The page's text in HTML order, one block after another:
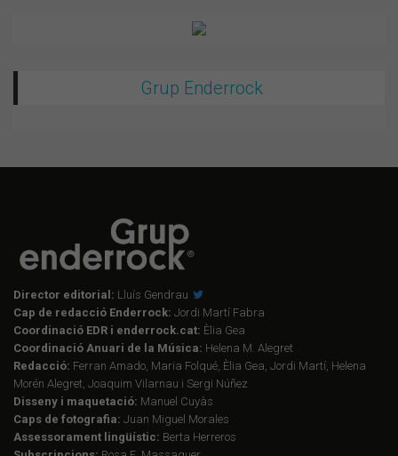
Grup Enderrock
Director editorial: Lluís Gendrau
Cap de redacció Enderrock: Jordi Martí Fabra
Coordinació EDR i enderrock.cat: Èlia Gea
Coordinació Anuari de la Música: Helena M. Alegret
Redacció: Ferran Amado, Maria Folqué, Èlia Gea, Jordi Martí, Helena
Morén Alegret, Joaquim Vilarnau i Sergi Núñez
Disseny i maquetació: Manuel Cuyàs
Caps de fotografia: Juan Miguel Morales
Assessorament lingüístic: Berta Herreros